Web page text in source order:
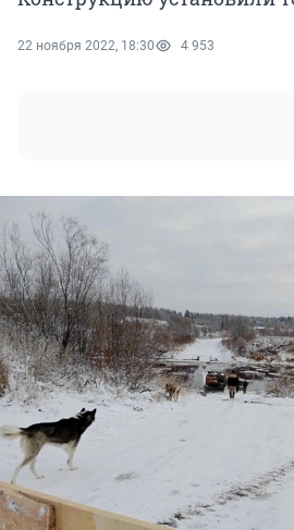
22 ноября 2022, 18:30 4 953